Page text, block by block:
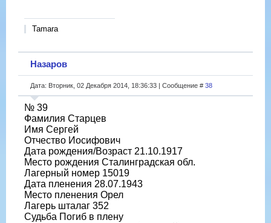
Tamara
Назаров
Дата: Вторник, 02 Декабря 2014, 18:36:33 | Сообщение # 38
№ 39
Фамилия Старцев
Имя Сергей
Отчество Иосифович
Дата рождения/Возраст 21.10.1917
Место рождения Сталинградская обл.
Лагерный номер 15019
Дата пленения 28.07.1943
Место пленения Орел
Лагерь шталаг 352
Судьба Погиб в плену